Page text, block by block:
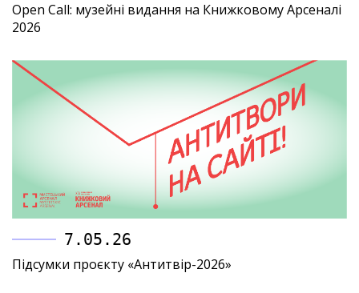
Open Call: музейні видання на Книжковому Арсеналі
2026
7.05.26
Підсумки проєкту «Антитвір-2026»